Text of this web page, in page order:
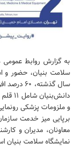
به گزارش روابط عمومی
سلامت بنیان، حضور و
و ملزومات پزشکی
برپایی میز خدمت
معاونان، مدیران و
نمایشگاه سلامت بنیان